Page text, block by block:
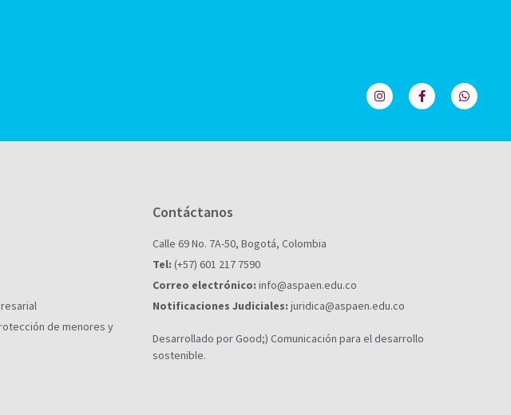
de menores y
Contáctanos
Calle 69 No. 7A-50, Bogotá, Colombia
Tel: (+57) 601 217 7590
Correo electrónico: info@aspaen.edu.co
Notificaciones Judiciales: juridica@aspaen.edu.co
Desarrollado por Good;) Comunicación para el desarrollo
sostenible.